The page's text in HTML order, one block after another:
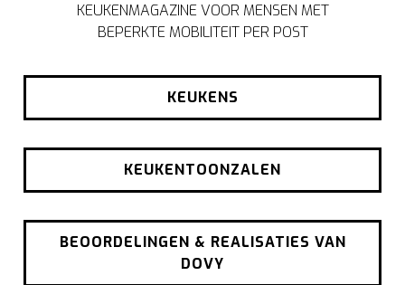
KEUKENMAGAZINE VOOR MENSEN MET
BEPERKTE MOBILITEIT PER POST
KEUKENS
KEUKENTOONZALEN
BEOORDELINGEN & REALISATIES VAN
DOVY